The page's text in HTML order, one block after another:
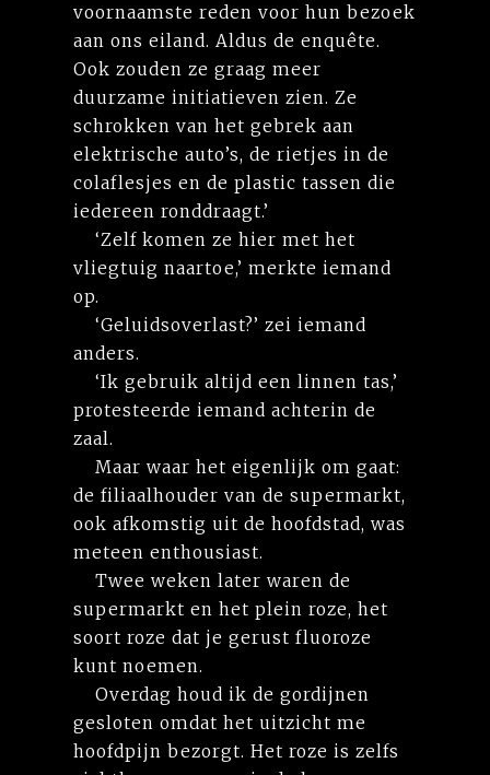
voornaamste reden voor hun bezoek
aan ons eiland. Aldus de enquête.
Ook zouden ze graag meer
duurzame initiatieven zien. Ze
schrokken van het gebrek aan
elektrische auto’s, de rietjes in de
colaflesjes en de plastic tassen die
iedereen ronddraagt.’
‘Zelf komen ze hier met het
vliegtuig naartoe,’ merkte iemand
op.
‘Geluidsoverlast?’ zei iemand
anders.
‘Ik gebruik altijd een linnen tas,’
protesteerde iemand achterin de
zaal.
Maar waar het eigenlijk om gaat:
de filiaalhouder van de supermarkt,
ook afkomstig uit de hoofdstad, was
meteen enthousiast.
Twee weken later waren de
supermarkt en het plein roze, het
soort roze dat je gerust fluoroze
kunt noemen.
Overdag houd ik de gordijnen
gesloten omdat het uitzicht me
hoofdpijn bezorgt. Het roze is zelfs